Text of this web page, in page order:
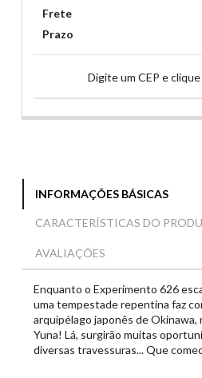
Frete
Prazo
Digite um CEP e
INFORMAÇÕES BÁSICAS
CARACTERÍSTICAS DO
AVALIAÇÕES
Enquanto o Experimento 626
uma tempestade repentina faz
arquipélago japonês de Okinawa,
Yuna! Lá, surgirão muitas
diversas travessuras... Que